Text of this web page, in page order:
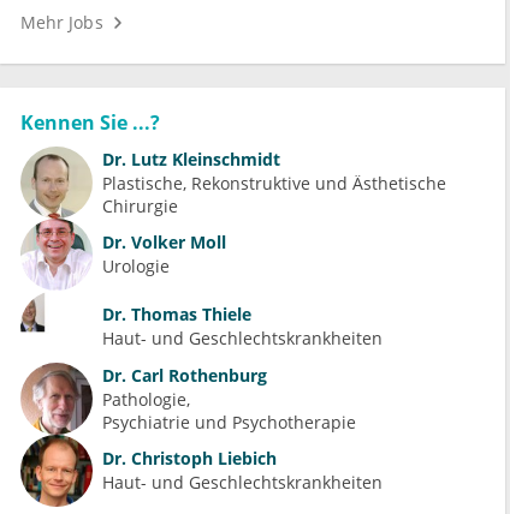
Mehr Jobs
Kennen Sie ...?
Dr. Lutz Kleinschmidt
Plastische, Rekonstruktive und Ästhetische
Chirurgie
Dr. Volker Moll
Urologie
Dr. Thomas Thiele
Haut- und Geschlechtskrankheiten
Dr. Carl Rothenburg
Pathologie
Psychiatrie und Psychotherapie
Dr. Christoph Liebich
Haut- und Geschlechtskrankheiten